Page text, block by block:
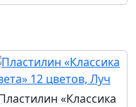
«Классика